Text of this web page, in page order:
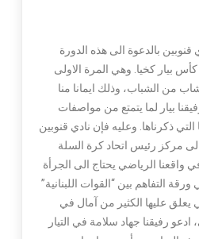
قنوبين بالدعوة الى هذه الدورة
بيار كخيا. وهي المرة الاولى
من الشباب، وذلك ايمانا منا
بيار لما يتمتع من مواصفات
التي ذكرناها. وعليه فإن نادي قنوبين
مركز رئيس اتحاد كرة السلة
في واقعنا الرياضي يحتاج الى الجرأة
التفاهم بين “القوات اللبنانية”
يعلق عليها الكثير من آمال في
ادعو رفيقنا جهاد سلامة في التيار